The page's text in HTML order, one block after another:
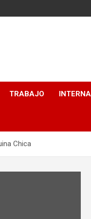
TRABAJO
Chica